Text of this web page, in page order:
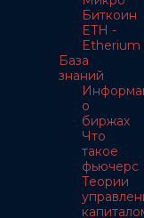
Биткоин
ETH -
Etherium
База
знаний
о
биржах
Что
такое
фьючерс
Теории